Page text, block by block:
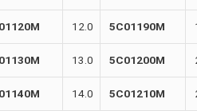
12.0 5C01190M
13.0 5C01200M
14.0 5C01210M